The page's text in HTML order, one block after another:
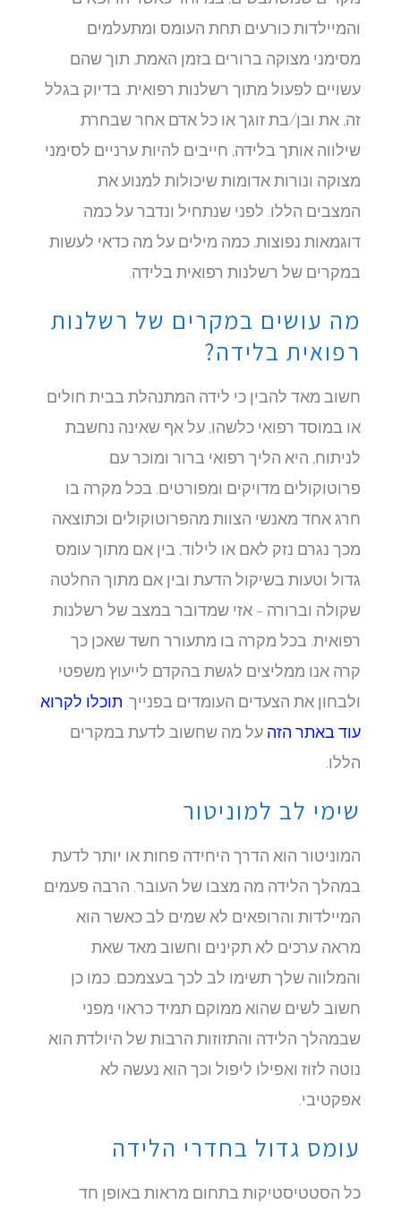
והמיילדות כורעים תחת העומס ומתעלמים
מסימני מצוקה ברורים בזמן האמת, תוך שהם
עשויים לפעול מתוך רשלנות רפואית. בדיוק בגלל
זה, את ובן/בת זוגך או כל אדם אחר שבחרת
שילווה אותך בלידה, חייבים להיות ערניים לסימני
מצוקה ונורות אדומות שיכולות למנוע את
המצבים הללו. לפני שנתחיל ונדבר על כמה
דוגמאות נפוצות, כמה מילים על מה כדאי לעשות
במקרים של רשלנות רפואית בלידה.
מה עושים במקרים של רשלנות
רפואית בלידה?
חשוב מאד להבין כי לידה המתנהלת בבית חולים
או במוסד רפואי כלשהו, על אף שאינה נחשבת
לניתוח, היא הליך רפואי ברור ומוכר עם
פרוטוקולים מדויקים ומפורטים. בכל מקרה בו
חרג אחד מאנשי הצוות מהפרוטוקולים וכתוצאה
מכך נגרם נזק לאם או לילוד, בין אם מתוך עומס
גדול וטעות בשיקול הדעת ובין אם מתוך החלטה
שקולה וברורה – אזי שמדובר במצב של רשלנות
רפואית. בכל מקרה בו מתעורר חשד שאכן כך
קרה אנו ממליצים לגשת בהקדם לייעוץ משפטי
ולבחון את הצעדים העומדים בפנייך.תוכלו לקרוא
עוד באתר הזה על מה שחשוב לדעת במקרים
הללו.
שימי לב למוניטור
המוניטור הוא הדרך היחידה פחות או יותר לדעת
במהלך הלידה מה מצבו של העובר. הרבה פעמים
המיילדות והרופאים לא שמים לב כאשר הוא
מראה ערכים לא תקינים וחשוב מאד שאת
והמלווה שלך תשימו לב לכך בעצמכם. כמו כן
חשוב לשים שהוא ממוקם תמיד כראוי מפני
שבמהלך הלידה והתזוזות הרבות של היולדת הוא
נוטה לזוז ואפילו ליפול וכך הוא נעשה לא
אפקטיבי.
עומס גדול בחדרי הלידה
כל הסטטיסטיקות בתחום מראות באופן חד